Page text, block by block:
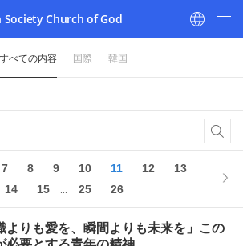
Church of God
すべての内容 国際 韓国
7 8 9 10 11 12
13
14
15 ... 25 26
よりも愛を、瞬間よりも未来を」この